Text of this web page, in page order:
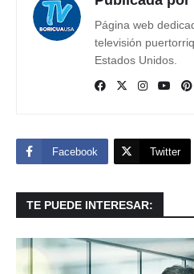
Página web
televisión
Estados Unidos.
Facebook Twitter
TE PUEDE INTERESAR: